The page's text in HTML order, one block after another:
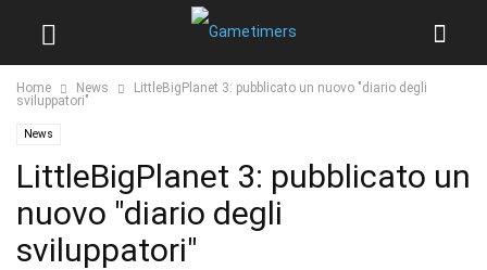
Home News
LittleBigPlanet 3: pubblicato un nuovo "diario degli
sviluppatori"
News
LittleBigPlanet 3: pubblicato un
nuovo "diario degli
sviluppatori"